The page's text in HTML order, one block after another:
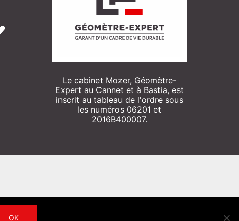
Le cabinet Mozer, Géomètre-
Expert au Cannet et à Bastia, est
inscrit au tableau de l'ordre sous
les numéros 06201 et
2016B400007.
OK